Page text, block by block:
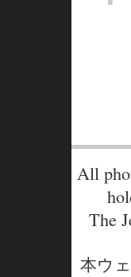
All
The
本ウ